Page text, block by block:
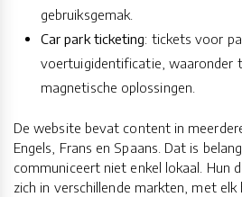
gebruiksgemak.
Car park ticketing: tickets voor
voertuigidentificatie, waaronder
magnetische oplossingen.
De website bevat content in
Engels, Frans en Spaans. Dat is
communiceert niet enkel lokaal. Hun
zich in verschillende markten, met elk